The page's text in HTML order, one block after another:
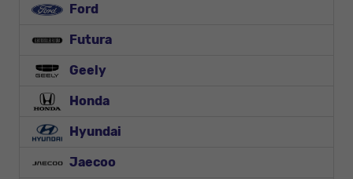
Ford
Futura
Geely
Honda
Hyundai
Jaecoo